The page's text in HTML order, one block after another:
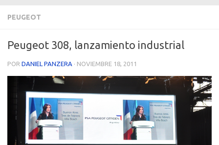
PEUGEOT
Peugeot 308, lanzamiento industrial
POR DANIEL PANZERA · NOVIEMBRE 18, 2011